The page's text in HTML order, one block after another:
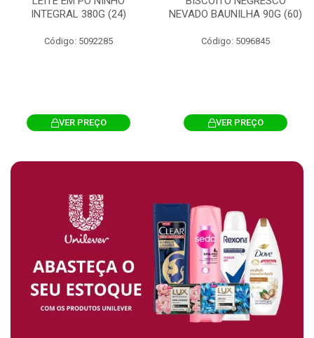
INTEGRAL 380G (24)
Código: 5092285
VER PREÇO
NEVADO BAUNILHA 90G (60)
Código: 5096845
VER PREÇO